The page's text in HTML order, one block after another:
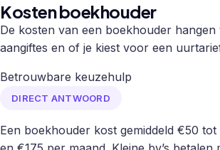
Kosten boekhouder
De kosten van een boekhouder
aangiftes en of je kiest voor een
Betrouwbare keuzehulp
DIRECT ANTWOORD
Een boekhouder kost gemiddeld €50